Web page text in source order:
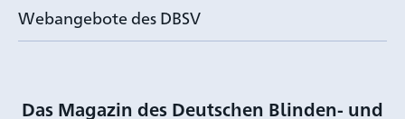
Webangebote des DBSV
Das Magazin des Deutschen Blinden- und